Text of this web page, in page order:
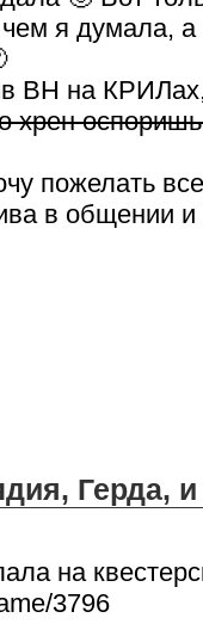
я думала,
ВН на
хрен
пожелать
в общении и
Герда,
на
3796